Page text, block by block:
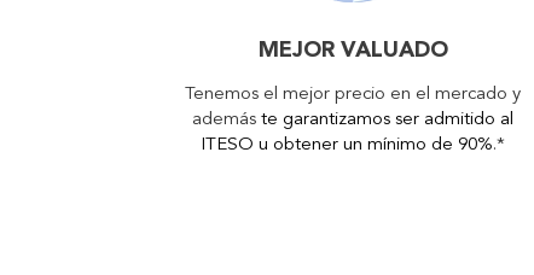
MEJOR VALUADO
Tenemos el mejor precio en el mercado y
además te garantizamos ser admitido al
ITESO u obtener un mínimo de 90%.*